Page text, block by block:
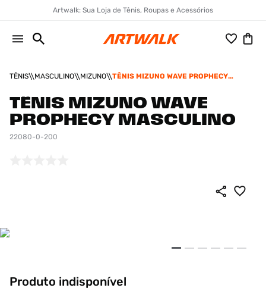
Artwalk: Sua Loja de Tênis, Roupas e Acessórios
TÊNIS MASCULINO MIZUNO
TÊNIS MIZUNO WAVE PROPHECY
TÊNIS MIZUNO WAVE
PROPHECY MASCULINO
22080-0-200
Produto indisponível